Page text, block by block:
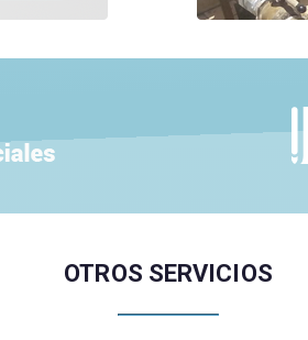
OTROS SERVICIOS